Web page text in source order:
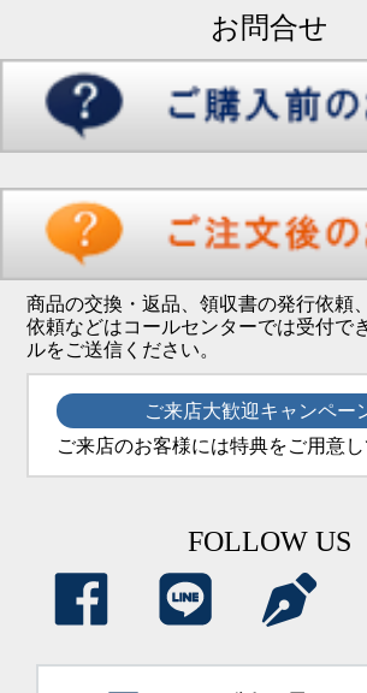
お問合せ
商品の交換・返品、領収書の発行依頼
依頼などはコールセンターでは受付で
ルをご送信ください。
ご来店大歓迎キャンペー
ご来店のお客様には特典をご用意
FOLLOW US